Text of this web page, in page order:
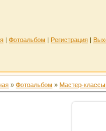
| Фотоальбом | Регистрация |
» Фотоальбом » Мастер-классы